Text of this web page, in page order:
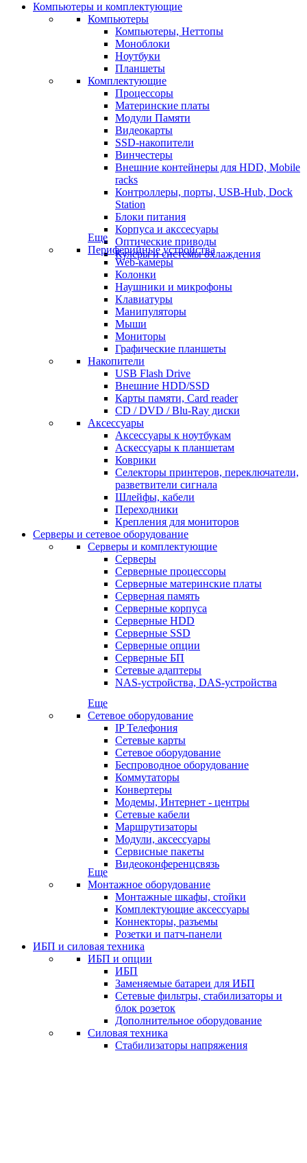
Компьютеры и комплектующие
Компьютеры
Компьютеры, Неттопы
Моноблоки
Ноутбуки
Планшеты
Комплектующие
Процессоры
Материнские платы
Модули Памяти
Видеокарты
SSD-накопители
Винчестеры
Внешние контейнеры для HDD, Mobile
racks
Контроллеры, порты, USB-Hub, Dock
Station
Блоки питания
Корпуса и акссесуары
Оптические приводы
Кулеры и системы охлаждения
Еще
Периферийные устройства
Web-камеры
Колонки
Наушники и микрофоны
Клавиатуры
Манипуляторы
Мыши
Мониторы
Графические планшеты
Накопители
USB Flash Drive
Внешние HDD/SSD
Карты памяти, Card reader
CD / DVD / Blu-Ray диски
Аксессуары
Аксессуары к ноутбукам
Аскессуары к планшетам
Коврики
Селекторы принтеров, переключатели,
разветвители сигнала
Шлейфы, кабели
Переходники
Крепления для мониторов
Серверы и сетевое оборудование
Серверы и комплектующие
Серверы
Серверные процессоры
Серверные материнские платы
Серверная память
Серверные корпуса
Серверные HDD
Серверные SSD
Серверные опции
Серверные БП
Сетевые адаптеры
NAS-устройства, DAS-устройства
Еще
Сетевое оборудование
IP Телефония
Сетевые карты
Сетевое оборудование
Беспроводное оборудование
Коммутаторы
Конвертеры
Модемы, Интернет - центры
Сетевые кабели
Маршрутизаторы
Модули, аксессуары
Сервисные пакеты
Видеоконференцсвязь
Еще
Монтажное оборудование
Монтажные шкафы, стойки
Комплектующие аксессуары
Коннекторы, разъемы
Розетки и патч-панели
ИБП и силовая техника
ИБП и опции
ИБП
Заменяемые батареи для ИБП
Сетевые фильтры, стабилизаторы и
блок розеток
Дополнительное оборудование
Силовая техника
Стабилизаторы напряжения